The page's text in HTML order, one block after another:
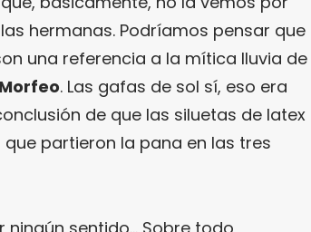
hermanas. Podríamos pensar que
una referencia a la mítica lluvia de
Morfeo. Las gafas de sol sí, eso era
de que las siluetas de latex
partieron la pana en las tres